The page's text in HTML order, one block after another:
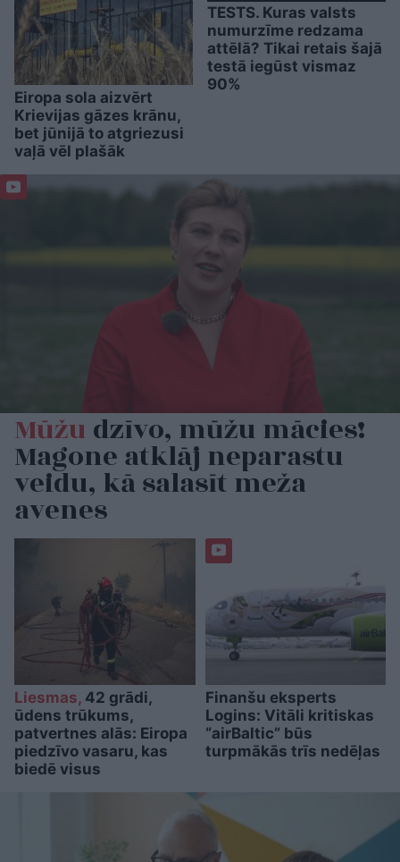
Eiropa sola aizvērt
Krievijas gāzes krānu,
bet jūnijā to atgriezusi
vaļā vēl plašāk
TESTS. Kuras valsts
numurzīme redzama
attēlā? Tikai retais šajā
testā iegūst vismaz
90%
Mūžudzīvo, mūžu mācies!
Magone atklāj neparastu
veidu, kā salasīt meža
avenes
Liesmas, 42 grādi,
ūdens trūkums,
patvertnes alās: Eiropa
piedzīvo vasaru, kas
biedē visus
Finanšu eksperts
Logins: Vitāli kritiskas
“airBaltic” būs
turpmākās trīs nedēļas